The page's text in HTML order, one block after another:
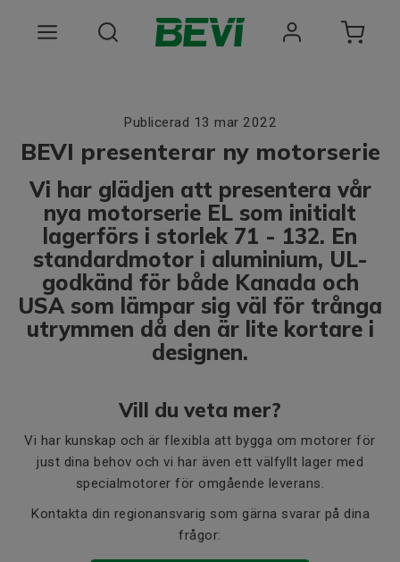
Användningsområden
Hållbarhet
Om oss
Registrera dig Här
Choose language
Publicerad 13 mar 2022
BEVI presenterar ny motorserie
Vi har glädjen att presentera vår
nya motorserie EL som initialt
lagerförs i storlek 71 - 132. En
standardmotor i aluminium, UL-
godkänd för både Kanada och
USA som lämpar sig väl för trånga
utrymmen då den är lite kortare i
designen.
Vill du veta mer?
Vi har kunskap och är flexibla att bygga om motorer för
just dina behov och vi har även ett välfyllt lager med
specialmotorer för omgående leverans.
Kontakta din regionansvarig som gärna svarar på dina
frågor: